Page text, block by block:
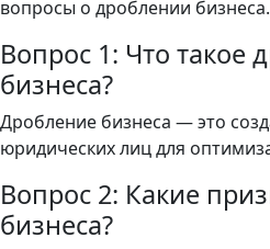
вопросы о дроблении бизнеса.
Вопрос 1: Что такое
бизнеса?
Дробление бизнеса — это
юридических лиц для
Вопрос 2: Какие
бизнеса?